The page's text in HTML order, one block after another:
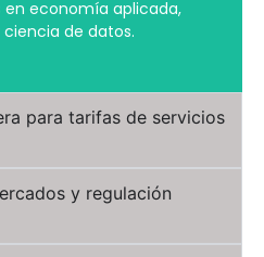
economía aplicada,
de datos.
y
para tarifas de servicios
y regulación